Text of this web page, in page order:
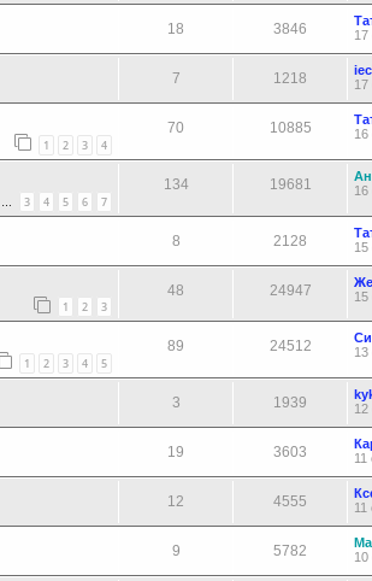
18 3846
17
7 1218
17
1 2 3 4
70 10885
16
… 3 4 5 6 7
134 19681
16
8 2128
15
1 2 3
48 24947
15
1 2 3 4 5
89 24512
13
3 1939
12
19 3603
11
12 4555
11
9 5782
10